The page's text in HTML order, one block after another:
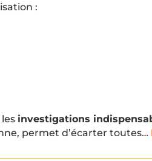
:
investigations
permet d’écarter toutes…